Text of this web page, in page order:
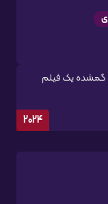
گمشده یک فیلم
2024